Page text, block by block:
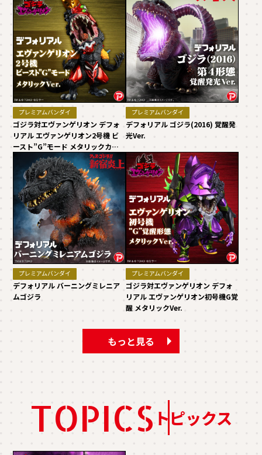
プレミアムバンダイ
ゴジラ対エヴァンゲリオン デフォ
リアル エヴァンゲリオン2号機 ビ
ースト”G”モード メタリックカラ
プレミアムバンダイ
デフォリアル ゴジラ(2016) 覚醒発
光Ver.
プレミアムバンダイ
デフォリアル バーニングミレニア
ムゴジラ
プレミアムバンダイ
ゴジラ対エヴァンゲリオン デフォ
リアル エヴァンゲリオン初号機G覚
醒 メタリックVer.
もっと見る
TOPICS トピックス